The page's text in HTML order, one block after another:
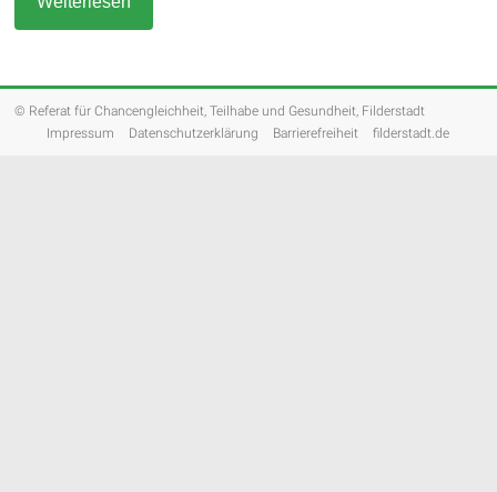
© Referat für Chancengleichheit, Teilhabe und Gesundheit, Filderstadt
Impressum
Datenschutzerklärung Barrierefreiheit filderstadt.de